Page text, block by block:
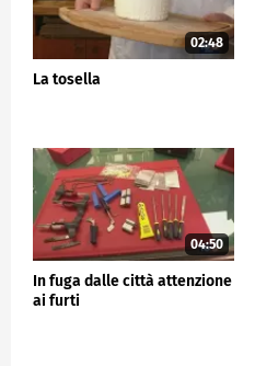
02:48
La tosella
04:50
In fuga dalle città attenzione
ai furti